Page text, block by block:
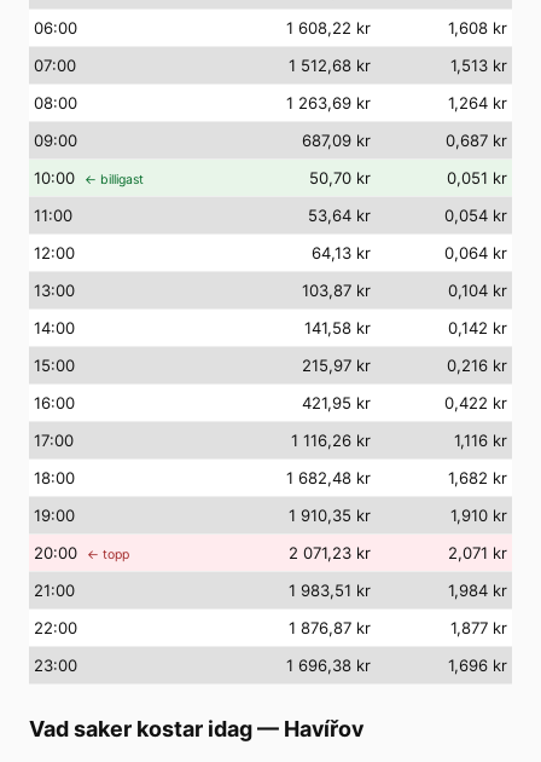
06:00 1 608,22 kr
1,608 kr
07:00 1 512,68 kr
1,513 kr
08:00 1 263,69 kr
1,264 kr
09:00 687,09 kr
0,687 kr
10:00 ← billigast 50,70 kr
0,051 kr
11:00 53,64 kr
0,054 kr
12:00 64,13 kr
0,064 kr
13:00 103,87 kr
0,104 kr
14:00 141,58 kr
0,142 kr
15:00 215,97 kr
0,216 kr
16:00 421,95 kr
0,422 kr
17:00 1 116,26 kr
1,116 kr
18:00 1 682,48 kr
1,682 kr
19:00 1 910,35 kr
1,910 kr
20:00 ← topp 2 071,23 kr
2,071 kr
21:00 1 983,51 kr
1,984 kr
22:00 1 876,87 kr
1,877 kr
23:00 1 696,38 kr 1,696 kr
Vad saker kostar idag— Havířov